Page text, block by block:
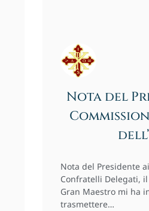
Nota del
Nota del Presidente
Confratelli Delegati,
Gran Maestro mi ha
trasmettere…